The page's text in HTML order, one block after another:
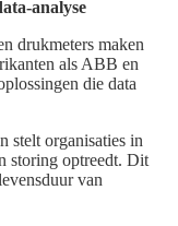
analyse
drukmeters maken
als ABB en
die data
stelt organisaties in
storing optreedt. Dit
van